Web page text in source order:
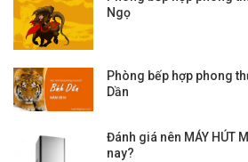
Ngọ
Phòng bếp hợp phong
Dần
Đánh giá nên MÁY HÚT
nay?